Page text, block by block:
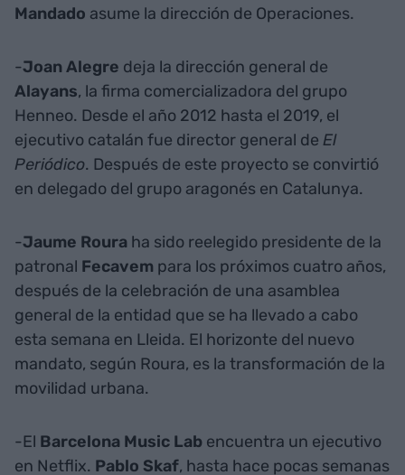
Mandado asume la dirección de Operaciones.
-Joan Alegre deja la dirección general de
Alayans, la firma comercializadora del grupo
Henneo. Desde el año 2012 hasta el 2019, el
ejecutivo catalán fue director general de El
Periódico. Después de este proyecto se convirtió
en delegado del grupo aragonés en Catalunya.
-Jaume Roura ha sido reelegido presidente de la
patronal Fecavem para los próximos cuatro años,
después de la celebración de una asamblea
general de la entidad que se ha llevado a cabo
esta semana en Lleida. El horizonte del nuevo
mandato, según Roura, es la transformación de la
movilidad urbana.
-El Barcelona Music Lab encuentra un ejecutivo
en Netflix. Pablo Skaf, hasta hace pocas semanas